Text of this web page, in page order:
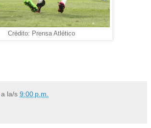
Crédito: Prensa Atlético
a la/s 9:00 p.m.